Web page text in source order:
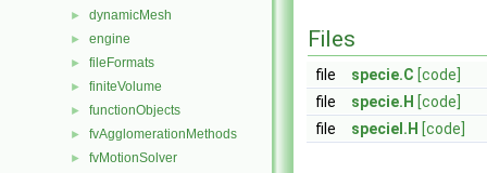
► dynamicMesh
► engine
► fileFormats
► finiteVolume
► functionObjects
► fvAgglomerationMethods
► fvMotionSolver
Files
file specie.C [code]
file
specie.H [code]
file
specieI.H [code]